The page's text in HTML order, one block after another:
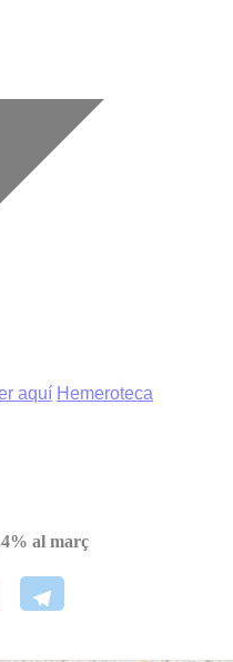
aquí Hemeroteca
al març